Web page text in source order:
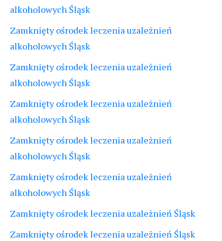
alkoholowych Śląsk
Zamknięty ośrodek leczenia uzależnień
alkoholowych Śląsk
Zamknięty ośrodek leczenia uzależnień
alkoholowych Śląsk
Zamknięty ośrodek leczenia uzależnień
alkoholowych Śląsk
Zamknięty ośrodek leczenia uzależnień
alkoholowych Śląsk
Zamknięty ośrodek leczenia uzależnień
alkoholowych Śląsk
Zamknięty ośrodek leczenia uzależnień Śląsk
Zamknięty ośrodek leczenia uzależnień Śląsk